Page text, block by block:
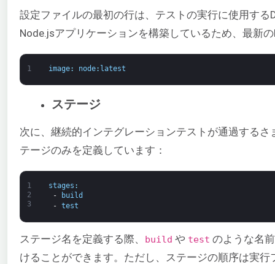
設定ファイルの最初の行は、テストの実行に使用す
Node.jsアプリケーションを構築しているため、最新
1 image: node: latest
ステージ
次に、継続的インテグレーションテストが通過する
テージのみを定義しています：
1
2
3
stages :
-
build
- test
ステージ名を定義する際、 build や test のような名
けることができます。ただし、ステージの順序は実